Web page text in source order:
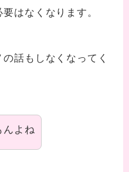
はなくなります。
話もしなくなってく
んよね